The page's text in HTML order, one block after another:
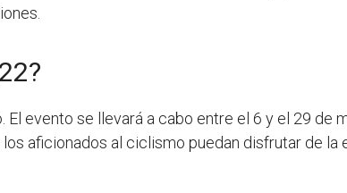
evento se llevará a cabo entre el 6 y el 29 de
aficionados al ciclismo puedan disfrutar de la